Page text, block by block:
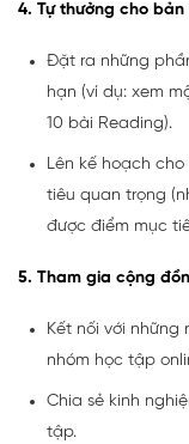
4. Tự thưởng cho bản
Đặt ra những
hạn (ví dụ: xem
10 bài Reading).
Lên kế hoạch
tiêu quan trọng
được điểm mục
5. Tham gia cộng
Kết nối với
nhóm học tập
Chia sẻ kinh
tập.